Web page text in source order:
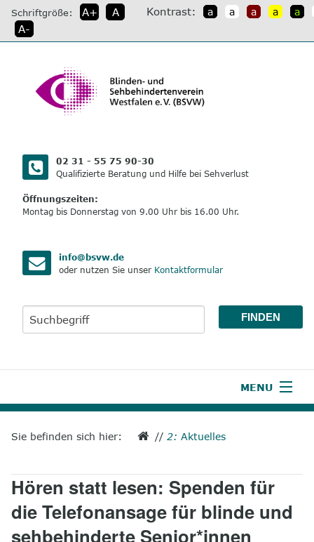
direkt
zum
Inhalt
Schriftgröße: A+
A
A-
Kontrast: a a a a a
02 31 - 55 75 90-30
Qualifizierte Beratung und Hilfe bei Sehverlust
Öffnungszeiten:
Montag bis Donnerstag von 9.00 Uhr bis 16.00 Uhr.
info@bsvw.de
oder nutzen Sie unser Kontaktformular
MENU
3
Wir über uns
4
Unsere Leistungen
Sie befinden sich hier: //2:Aktuelles
Hören statt lesen: Spenden für
die Telefonansage für blinde und
sehbehinderte Senior*innen